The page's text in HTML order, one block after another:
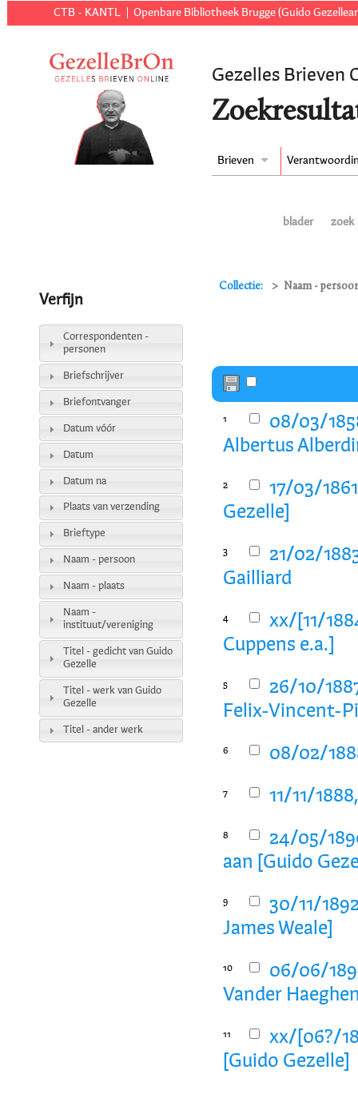
CTB - KANTL Openbare Bibliotheek Brugge (Guido
Gezelles Brieven
Brieven
blader zoek
Collectie: Naam -
1
08/03/
Albertus
2
17/03/
Gezelle]
3
21/02/
Gailliard
4
xx/[11/
Cuppens e.a.]
5
26/10/
Felix-Vincent-
6 08/02/
7 11/11/
8
24/05/
aan [Guido
9
30/11/
James Weale]
10
06/06/
Vander
11
xx/[06?/
[Guido Gezelle]
Verfijn
Correspondenten -
personen
Briefschrijver
Briefontvanger
Datum vóór
Datum
Datum na
Plaats van verzending
Brieftype
Naam - persoon
Naam - plaats
Naam -
instituut/vereniging
Titel - gedicht van Guido
Gezelle
Titel - werk van Guido
Gezelle
Titel - ander werk